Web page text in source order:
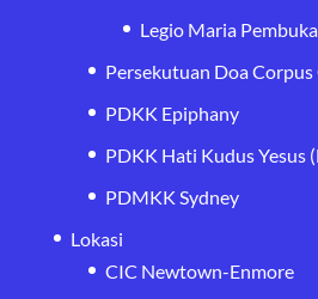
Legio Maria
Persekutuan Doa
PDKK Epiphany
PDKK Hati Kudus Yesus
PDMKK Sydney
Lokasi
CIC Newtown-Enmore